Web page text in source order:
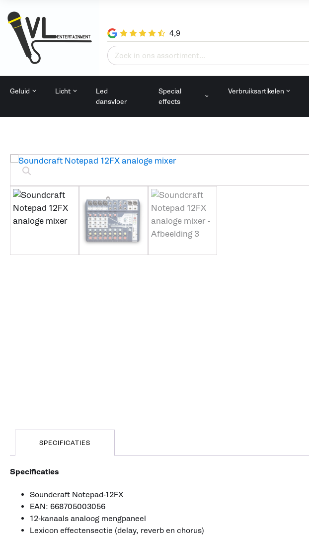
4,9
Zoeken
naar:
Geluid Licht
Led
dansvloer
Special
effects
Verbruiksartikelen
SPECIFICATIES
Specificaties
Soundcraft Notepad-12FX
EAN: 668705003056
12-kanaals analoog mengpaneel
Lexicon effectensectie (delay, reverb en chorus)